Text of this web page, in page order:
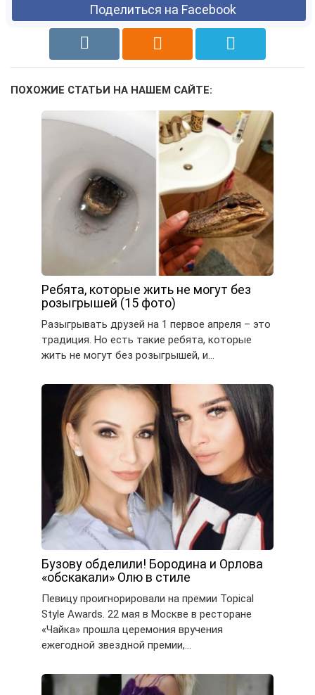
Поделиться на Facebook
ПОХОЖИЕ СТАТЬИ НА НАШЕМ САЙТЕ:
Ребята, которые жить не могут без
розыгрышей (15 фото)
Разыгрывать друзей на 1 первое апреля – это
традиция. Но есть такие ребята, которые
жить не могут без розыгрышей, и…
Бузову обделили! Бородина и Орлова
«обскакали» Олю в стиле
Певицу проигнорировали на премии Topical
Style Awards. 22 мая в Москве в ресторане
«Чайка» прошла церемония вручения
ежегодной звездной премии,…